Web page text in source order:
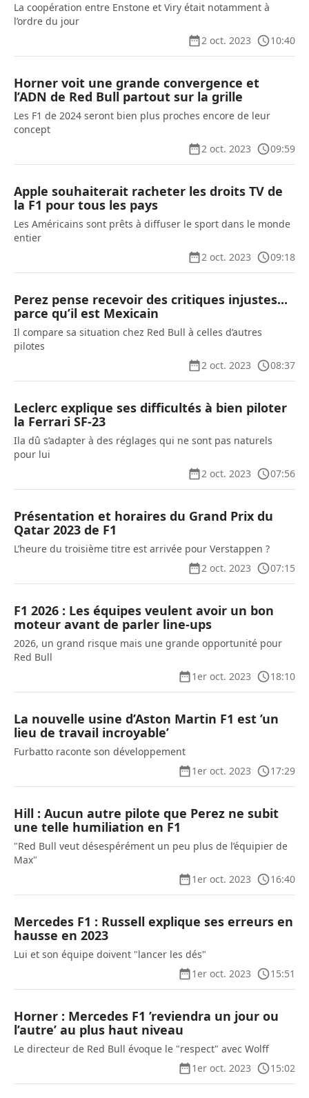
La coopération entre Enstone et Viry était notamment à
l’ordre du jour
2 oct. 2023
10:40
Horner voit une grande convergence et
l’ADN de Red Bull partout sur la grille
Les F1 de 2024 seront bien plus proches encore de leur
concept
2 oct. 2023
09:59
Apple souhaiterait racheter les droits TV de
la F1 pour tous les pays
Les Américains sont prêts à diffuser le sport dans le monde
entier
2 oct. 2023
09:18
Perez pense recevoir des critiques injustes...
parce qu’il est Mexicain
Il compare sa situation chez Red Bull à celles d’autres
pilotes
2 oct. 2023
08:37
Leclerc explique ses difficultés à bien piloter
la Ferrari SF-23
Ila dû s’adapter à des réglages qui ne sont pas naturels
pour lui
2 oct. 2023
07:56
Présentation et horaires du Grand Prix du
Qatar 2023 de F1
L’heure du troisième titre est arrivée pour Verstappen ?
2 oct. 2023
07:15
F1 2026 : Les équipes veulent avoir un bon
moteur avant de parler line-ups
2026, un grand risque mais une grande opportunité pour
Red Bull
1er oct. 2023
18:10
La nouvelle usine d’Aston Martin F1 est ’un
lieu de travail incroyable’
Furbatto raconte son développement
1er oct. 2023
17:29
Hill : Aucun autre pilote que Perez ne subit
une telle humiliation en F1
"Red Bull veut désespérément un peu plus de l’équipier de
Max"
1er oct. 2023
16:40
Mercedes F1 : Russell explique ses erreurs en
hausse en 2023
Lui et son équipe doivent "lancer les dés"
1er oct. 2023
15:51
Horner : Mercedes F1 ’reviendra un jour ou
l’autre’ au plus haut niveau
Le directeur de Red Bull évoque le "respect" avec Wolff
1er oct. 2023
15:02